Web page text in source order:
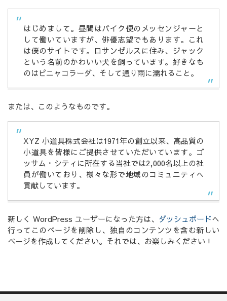
はじめまして。昼間はバイク便のメッセンジャーと
して働いていますが、俳優志望でもあります。これ
は僕のサイトです。ロサンゼルスに住み、ジャック
という名前のかわいい犬を飼っています。好きなも
のはピニャコラーダ、そして通り雨に濡れること。
または、このようなものです。
XYZ 小道具株式会社は1971年の創立以来、高品質の
小道具を皆様にご提供させていただいています。ゴ
ッサム・シティに所在する当社では2,000名以上の社
員が働いており、様々な形で地域のコミュニティへ
貢献しています。
新しく WordPress ユーザーになった方は、 ダッシュボードへ
行ってこのページを削除し、独自のコンテンツを含む新しい
ページを作成してください。それでは、お楽しみください !